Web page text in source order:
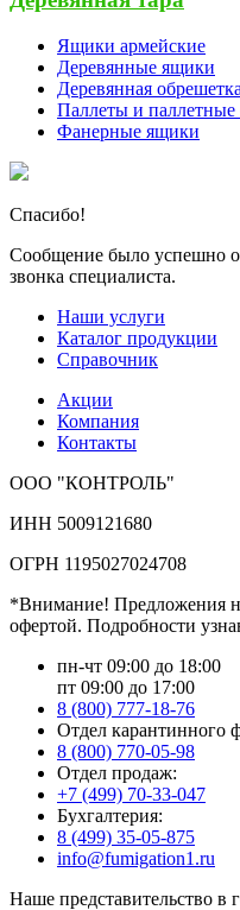
Ящики армейские
Деревянные ящики
Деревянная обрешетка
Паллеты и паллетные
Фанерные ящики
Спасибо!
Сообщение было успешно
звонка специалиста.
Наши услуги
Каталог продукции
Справочник
Акции
Компания
Контакты
ООО "КОНТРОЛЬ"
ИНН 5009121680
ОГРН 1195027024708
*Внимание! Предложения
офертой. Подробности
пн-чт 09:00 до 18:00
пт 09:00 до 17:00
8 (800) 777-18-76
Отдел карантинного
8 (800) 770-05-98
Отдел продаж:
+7 (499) 70-33-047
Бухгалтерия:
8 (499) 35-05-875
info@fumigation1.ru
Наше представительство в